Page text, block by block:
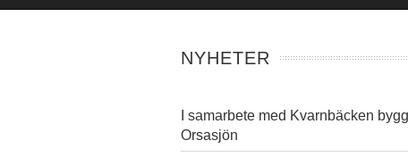
NYHETER
I samarbete med Kvarnbäcken
Orsasjön